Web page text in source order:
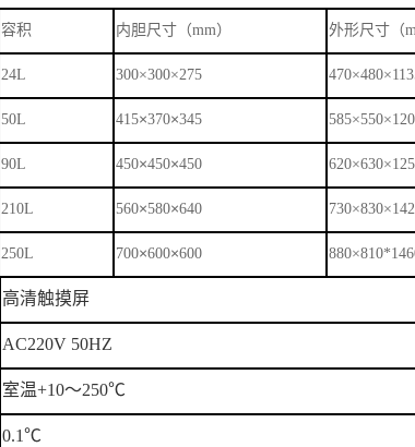
容积 内胆尺寸（mm） 外形尺寸（
24L 300×300×275
50L 415×370×345
90L 450×450×450
210L 560×580×640
250L 700×600×600
高清触摸屏
AC220V 50HZ
室温+10～250℃
0.1℃